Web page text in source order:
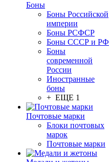
Боны
Боны Российской
империи
Боны РСФСР
Боны СССР и РФ
Боны
современной
России
Иностранные
боны
+ ЕЩЕ 1
Почтовые марки
Блоки почтовых
марок
Почтовые марки